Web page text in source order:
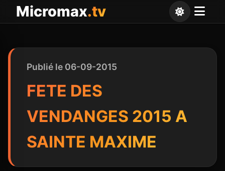
Micromax.tv
Publié le 06-09-2015
FETE DES
VENDANGES 2015 A
SAINTE MAXIME
Panneau de gestion des cookies